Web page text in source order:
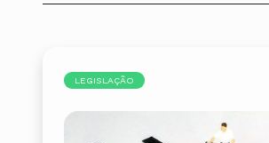
LEGISLAÇÃO